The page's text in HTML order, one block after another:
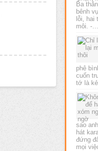
Ba
bênh
lỗi, hai
môi. -…
phê
cuốn
tớ là
sao
hát
đứng
mọi